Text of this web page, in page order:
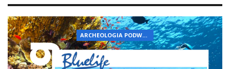
ARCHEOLOGIA PODWODNA